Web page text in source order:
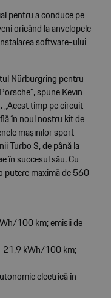
pentru a conduce pe
oricând la anvelopele
software-ului
Nürburgring pentru
spune Kevin
„Acest timp pe circuit
în noul nostru kit de
mașinilor sport
Turbo S, de până la
în succesul său. Cu
putere maximă de 560
100 km; emisii de
21,9 kWh/100 km;
electrică în